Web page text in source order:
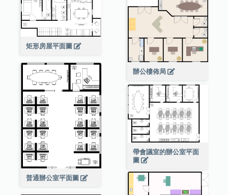
矩形房屋平面圖
辦公樓佈局
普通辦公室平面圖
帶會議室的辦公室平面
圖